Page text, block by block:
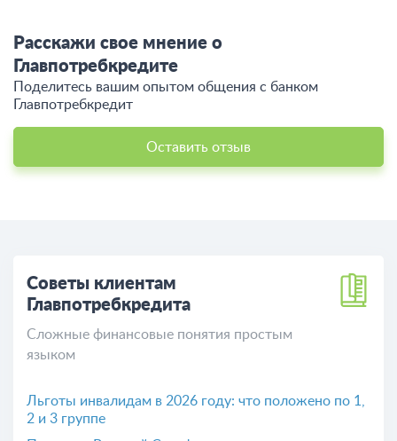
Расскажи свое мнение о
Главпотребкредите
Поделитесь вашим опытом общения c банком
Главпотребкредит
Оставить отзыв
Советы клиентам
Главпотребкредита
Сложные финансовые понятия простым
языком
Льготы инвалидам в 2026 году: что положено по 1,
2 и 3 группе